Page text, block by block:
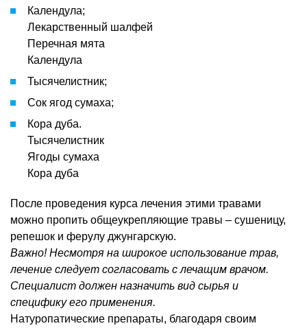
Календула;
Лекарственный шалфей
Перечная мята
Календула
Тысячелистник;
Сок ягод сумаха;
Кора дуба.
Тысячелистник
Ягоды сумаха
Кора дуба
После проведения курса лечения этими травами
можно пропить общеукрепляющие травы – сушеницу,
репешок и ферулу джунгарскую.
Важно! Несмотря на широкое использование трав,
лечение следует согласовать с лечащим врачом.
Специалист должен назначить вид сырья и
специфику его применения.
Натуропатические препараты, благодаря своим